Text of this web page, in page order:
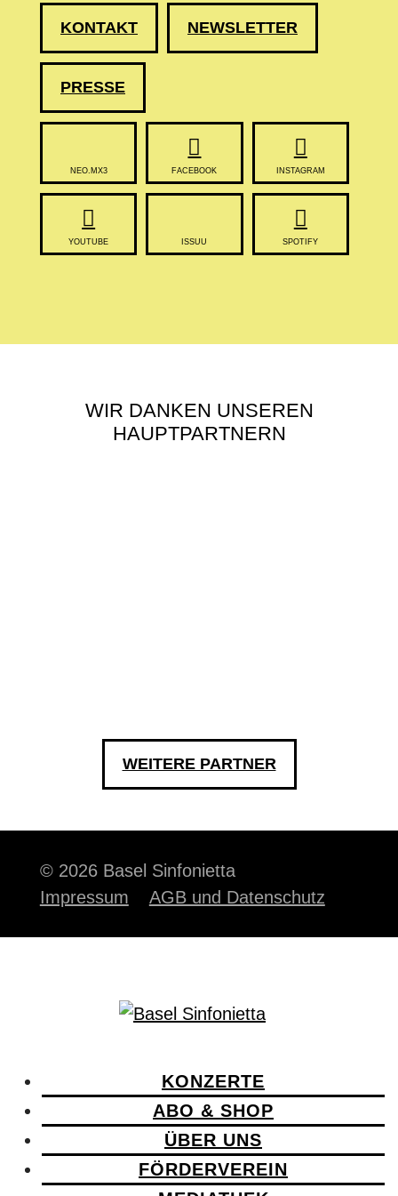
KONTAKT NEWSLETTER
PRESSE
NEO.MX3 FACEBOOK INSTAGRAM
YOUTUBE ISSUU SPOTIFY
WIR DANKEN UNSEREN
HAUPTPARTNERN
WEITERE PARTNER
© 2026 Basel Sinfonietta
Impressum
AGB und Datenschutz
KONZERTE
ABO & SHOP
ÜBER UNS
FÖRDERVEREIN